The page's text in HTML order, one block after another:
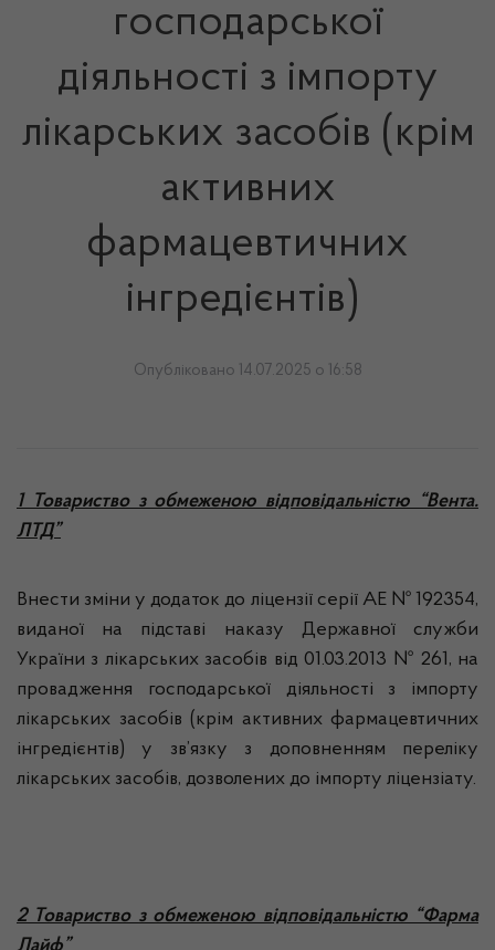
господарської
діяльності з імпорту
лікарських засобів (крім
активних
фармацевтичних
інгредієнтів)
Опубліковано 14.07.2025 о 16:58
1 Товариство з обмеженою відповідальністю “Вента.
ЛТД”
Внести зміни у додаток до ліцензії серії АЕ № 192354,
виданої на підставі наказу Державної служби
України з лікарських засобів від 01.03.2013 № 261, на
провадження господарської діяльності з імпорту
лікарських засобів (крім активних фармацевтичних
інгредієнтів) у зв’язку з доповненням переліку
лікарських засобів, дозволених до імпорту ліцензіату.
2 Товариство з обмеженою відповідальністю “Фарма